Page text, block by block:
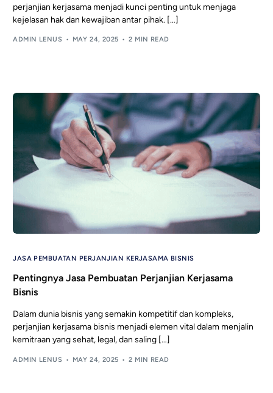
perjanjian kerjasama menjadi kunci penting untuk menjaga
kejelasan hak dan kewajiban antar pihak. […]
ADMIN LENUS MAY 24, 2025 2 MIN READ
JASA PEMBUATAN PERJANJIAN KERJASAMA BISNIS
Pentingnya Jasa Pembuatan Perjanjian Kerjasama
Bisnis
Dalam dunia bisnis yang semakin kompetitif dan kompleks,
perjanjian kerjasama bisnis menjadi elemen vital dalam menjalin
kemitraan yang sehat, legal, dan saling […]
ADMIN LENUS MAY 24, 2025 2 MIN READ